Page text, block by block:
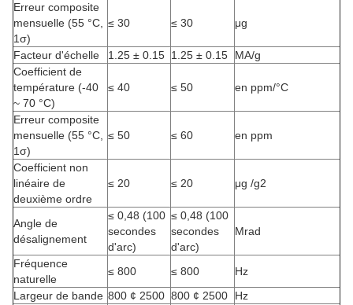
Erreur composite
mensuelle (55 °C,
1σ)
≤ 30 ≤ 30 μg
Facteur d'échelle 1.25 ± 0.15 1.25 ± 0.15
MA/g
Coefficient de
température (-40
~ 70 °C)
≤ 40 ≤ 50 en ppm/°C
Erreur composite
mensuelle (55 °C,
1σ)
≤ 50 ≤ 60 en ppm
Coefficient non
linéaire de
deuxième ordre
≤ 20 ≤ 20 μg /g2
Angle de
désalignement
≤ 0,48 (100
secondes
d'arc)
≤ 0,48 (100
secondes
d'arc)
Mrad
Fréquence
naturelle
≤ 800 ≤ 800
Hz
Largeur de bande 800 ¢ 2500 800 ¢ 2500
Hz